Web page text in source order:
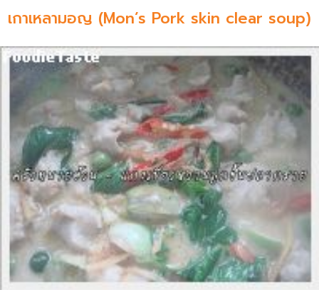
เกาเหลามอญ (Mon’s Pork skin clear soup)